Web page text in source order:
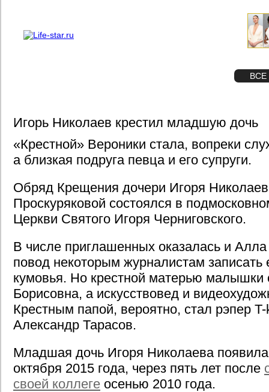
ВСЕ
Игорь Николаев крестил младшую дочь
«Крестной» Вероники стала, вопреки
а близкая подруга певца и его супруги.
Обряд Крещения дочери Игоря
Проскуряковой состоялся в
Церкви Святого Игоря Черниговского.
В числе приглашенных оказалась и
повод некоторым журналистам записать
кумовья. Но крестной матерью малышки
Борисовна, а искусствовед и
Крестным папой, вероятно, стал рэпер
Александр Тарасов.
Младшая дочь Игоря Николаева
октября 2015 года, через пять лет после
своей коллеге осенью 2010 года.